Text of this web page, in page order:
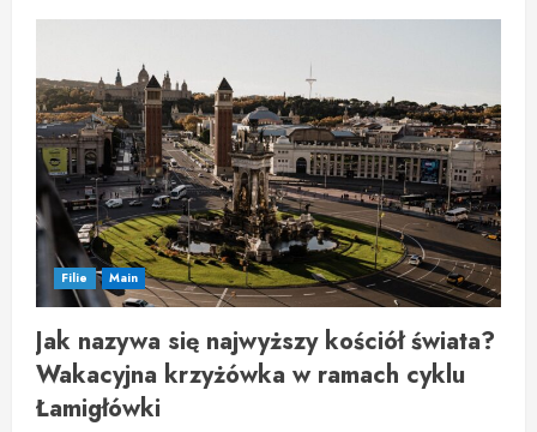
Filie Main
Jak nazywa się najwyższy kościół świata?
Wakacyjna krzyżówka w ramach cyklu
Łamigłówki